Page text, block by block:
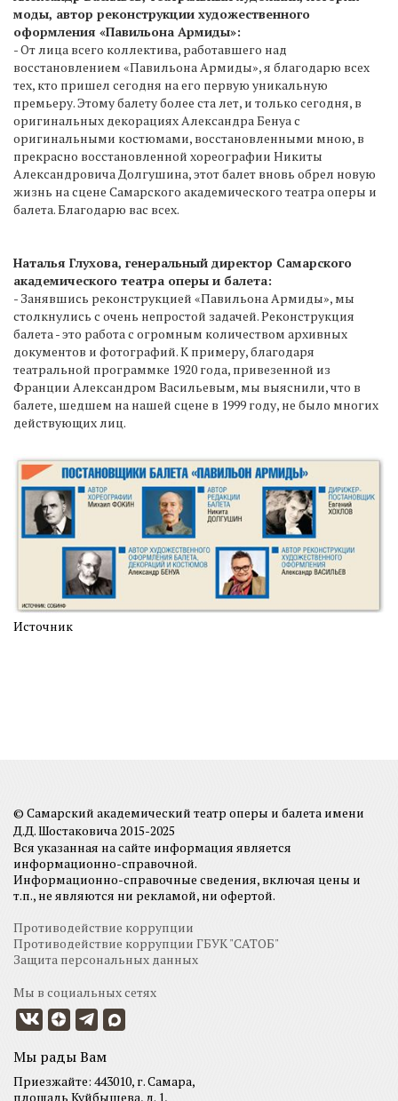
моды, автор реконструкции художественного
оформления «Павильона Армиды»:
- От лица всего коллектива, работавшего над
восстановлением «Павильона Армиды», я благодарю всех
тех, кто пришел сегодня на его первую уникальную
премьеру. Этому балету более ста лет, и только сегодня, в
оригинальных декорациях Александра Бенуа с
оригинальными костюмами, восстановленными мною, в
прекрасно восстановленной хореографии Никиты
Александровича Долгушина, этот балет вновь обрел новую
жизнь на сцене Самарского академического театра оперы и
балета. Благодарю вас всех.
Наталья Глухова, генеральный директор Самарского
академического театра оперы и балета:
- Занявшись реконструкцией «Павильона Армиды», мы
столкнулись с очень непростой задачей. Реконструкция
балета - это работа с огромным количеством архивных
документов и фотографий. К примеру, благодаря
театральной программке 1920 года, привезенной из
Франции Александром Васильевым, мы выяснили, что в
балете, шедшем на нашей сцене в 1999 году, не было многих
действующих лиц.
Источник
© Самарский академический театр оперы и балета имени
Д.Д. Шостаковича 2015-2025
Вся указанная на сайте информация является
информационно-справочной.
Информационно-справочные сведения, включая цены и
т.п., не являются ни рекламой, ни офертой.
Противодействие коррупции
Противодействие коррупции ГБУК "САТОБ"
Защита персональных данных
Мы в социальных сетях
Мы рады Вам
Приезжайте: 443010, г. Самара,
площадь Куйбышева, д. 1,